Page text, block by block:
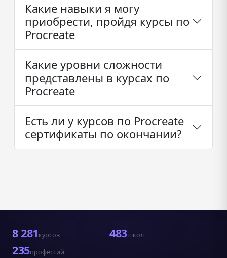
Какие навыки я могу
приобрести, пройдя курсы по
Procreate
Какие уровни сложности
представлены в курсах по
Procreate
Есть ли у курсов по Procreate
сертификаты по окончании?
8 281 курсов 483школ
235профессий